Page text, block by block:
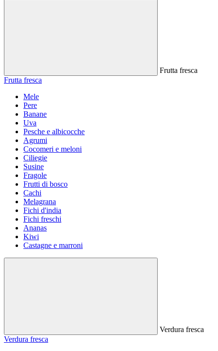
Frutta fresca
Frutta fresca
Mele
Pere
Banane
Uva
Pesche e albicocche
Agrumi
Cocomeri e meloni
Ciliegie
Susine
Fragole
Frutti di bosco
Cachi
Melagrana
Fichi d'india
Fichi freschi
Ananas
Kiwi
Castagne e marroni
Verdura fresca
Verdura fresca